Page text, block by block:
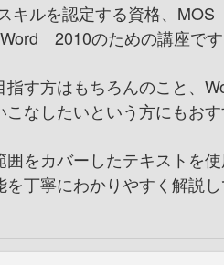
キルを認定する資格、MOS
2010のための講座です
す方はもちろんのこと、
なしたいという方にもおす
囲をカバーしたテキストを
丁寧にわかりやすく解説し